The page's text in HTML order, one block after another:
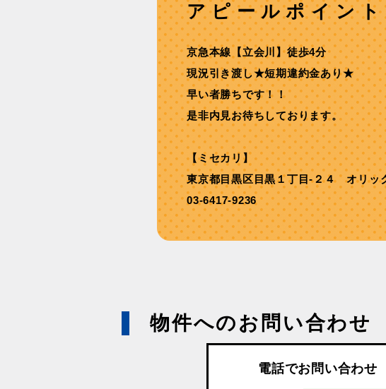
アピールポイン
京急本線【⽴会川】徒歩4分
現況引き渡し★短期違約⾦あり★
早い者勝ちです！！
是非内見お待ちしております。
【ミセカリ】
東京都目黒区目黒１丁目-２４ オリッ
03-6417-9236
物件へのお問い合わせ
電話でお問い合わせ